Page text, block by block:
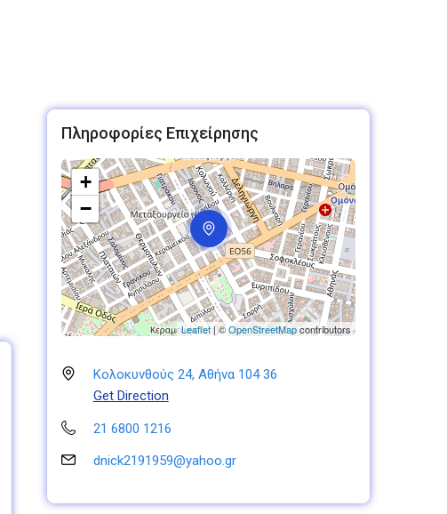
Πληροφορίες Επιχείρησης
+
−
Leaflet| ©OpenStreetMapcontributors
Κολοκυνθούς 24, Αθήνα 104 36
Get Direction
21 6800 1216
dnick2191959@yahoo.gr